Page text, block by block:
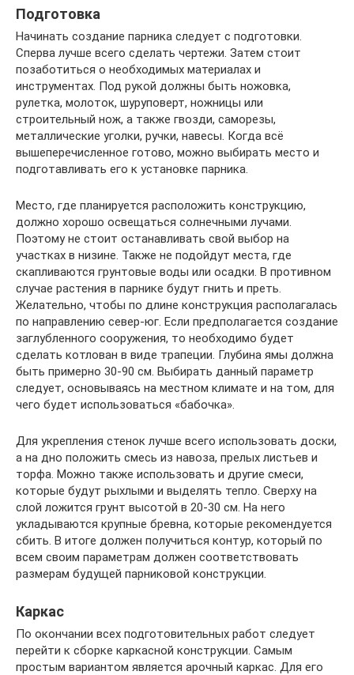
Подготовка
Начинать создание парника следует с подготовки.
Сперва лучше всего сделать чертежи. Затем стоит
позаботиться о необходимых материалах и
инструментах. Под рукой должны быть ножовка,
рулетка, молоток, шуруповерт, ножницы или
строительный нож, а также гвозди, саморезы,
металлические уголки, ручки, навесы. Когда всё
вышеперечисленное готово, можно выбирать место и
подготавливать его к установке парника.
Место, где планируется расположить конструкцию,
должно хорошо освещаться солнечными лучами.
Поэтому не стоит останавливать свой выбор на
участках в низине. Также не подойдут места, где
скапливаются грунтовые воды или осадки. В противном
случае растения в парнике будут гнить и преть.
Желательно, чтобы по длине конструкция располагалась
по направлению север-юг. Если предполагается создание
заглубленного сооружения, то необходимо будет
сделать котлован в виде трапеции. Глубина ямы должна
быть примерно 30-90 см. Выбирать данный параметр
следует, основываясь на местном климате и на том, для
чего будет использоваться «бабочка».
Для укрепления стенок лучше всего использовать доски,
а на дно положить смесь из навоза, прелых листьев и
торфа. Можно также использовать и другие смеси,
которые будут рыхлыми и выделять тепло. Сверху на
слой ложится грунт высотой в 20-30 см. На него
укладываются крупные бревна, которые рекомендуется
сбить. В итоге должен получиться контур, который по
всем своим параметрам должен соответствовать
размерам будущей парниковой конструкции.
Каркас
По окончании всех подготовительных работ следует
перейти к сборке каркасной конструкции. Самым
простым вариантом является арочный каркас. Для его